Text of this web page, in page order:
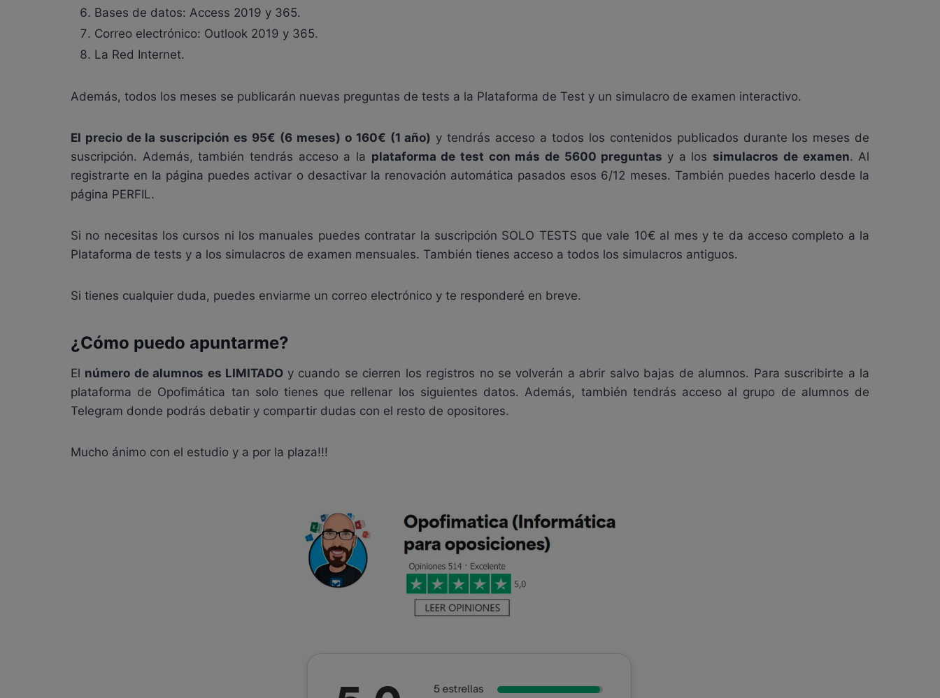
Bases de datos: Access 2019 y 365.
Correo electrónico: Outlook 2019 y 365.
La Red Internet.
Además, todos los meses se publicarán nuevas preguntas de tests a la Plataforma de Test y un simulacro de examen interactivo.
El precio de la suscripción es 95€ (6 meses) o 160€ (1 año) y tendrás acceso a todos los contenidos publicados durante los meses de
suscripción. Además, también tendrás acceso a la plataforma de test con más de 5600 preguntas y a los simulacros de examen. Al
registrarte en la página puedes activar o desactivar la renovación automática pasados esos 6/12 meses. También puedes hacerlo desde la
página PERFIL.
Si no necesitas los cursos ni los manuales puedes contratar la suscripción SOLO TESTS que vale 10€ al mes y te da acceso completo a la
Plataforma de tests y a los simulacros de examen mensuales. También tienes acceso a todos los simulacros antiguos.
Si tienes cualquier duda, puedes enviarme un correo electrónico y te responderé en breve.
¿Cómo puedo apuntarme?
El número de alumnos es LIMITADO y cuando se cierren los registros no se volverán a abrir salvo bajas de alumnos. Para suscribirte a la
plataforma de Opofimática tan solo tienes que rellenar los siguientes datos. Además, también tendrás acceso al grupo de alumnos de
Telegram donde podrás debatir y compartir dudas con el resto de opositores.
Mucho ánimo con el estudio y a por la plaza!!!